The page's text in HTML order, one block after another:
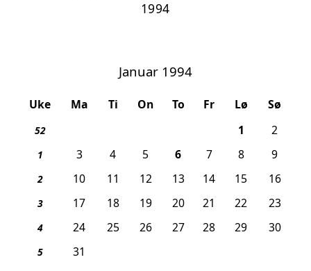
Januar 1994
Uke Ma Ti On To Fr Lø Sø
52 1 , 1. 2
1 3 4 5 6, Helligtrekongersdag
7 8 9
2 10 11 12 13 14 15 16
3 17 18 19 20 21 22 23
4 24 25 26 27 28 29 30
5 31